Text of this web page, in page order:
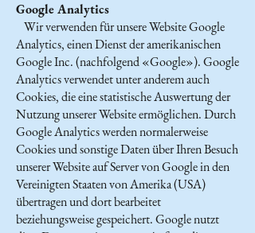
Google Analytics
Wir verwenden für unsere Website Google
Analytics, einen Dienst der amerikanischen
Google Inc. (nachfolgend «Google»). Google
Analytics verwendet unter anderem auch
Cookies, die eine statistische Auswertung der
Nutzung unserer Website ermöglichen. Durch
Google Analytics werden normalerweise
Cookies und sonstige Daten über Ihren Besuch
unserer Website auf Server von Google in den
Vereinigten Staaten von Amerika (USA)
übertragen und dort bearbeitet
beziehungsweise gespeichert. Google nutzt